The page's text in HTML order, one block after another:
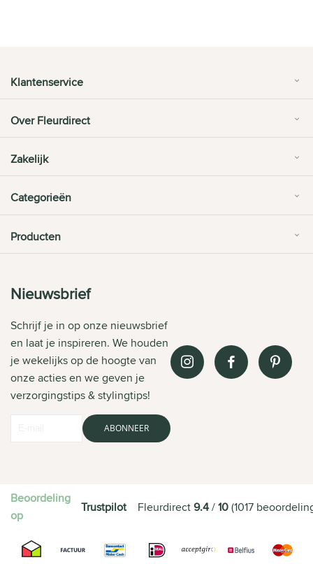
Klantenservice
Over Fleurdirect
Zakelijk
Categorieën
Producten
Nieuwsbrief
Schrijf je in op onze nieuwsbrief
en laat je inspireren. We houden
je wekelijks op de hoogte van
onze acties en we geven je
verzorgingstips & stylingtips!
ABONNEER
Beoordeling
op
Trustpilot Fleurdirect9.4/10(1017